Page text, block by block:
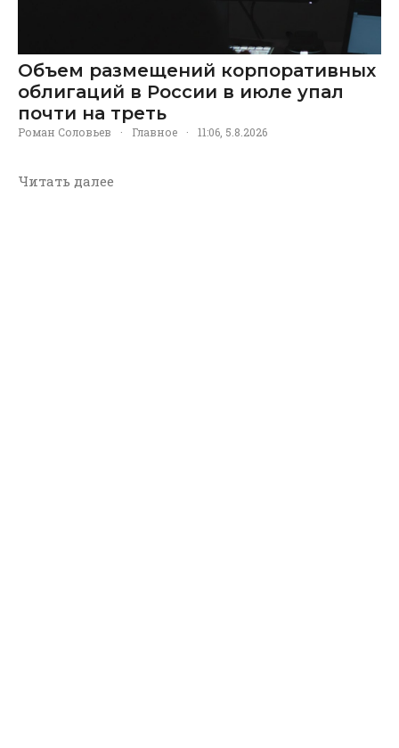
Объем размещений корпоративных
облигаций в России в июле упал
почти на треть
Роман Соловьев · Главное · 11:06, 5.8.2026
Читать далее